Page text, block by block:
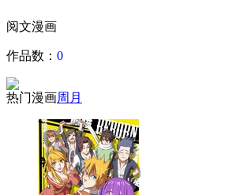
阅文漫画
作品数： 0
热门漫画周 月